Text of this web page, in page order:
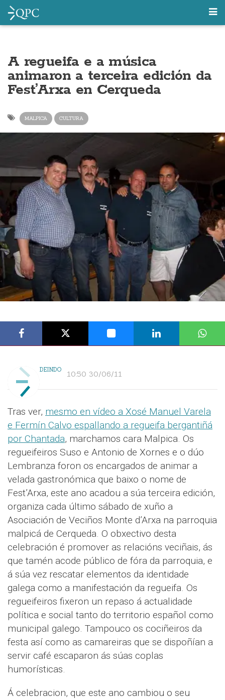
A regueifa e a música
animaron a terceira edición da
Fest’Arxa en Cerqueda
MALPICA CULTURA
DEINDO 10:50 30/06/11
Tras ver, mesmo en vídeo a Xosé Manuel Varela
e Fermín Calvo espallando a regueifa bergantiñá
por Chantada, marchamos cara Malpica. Os
regueifeiros Suso e Antonio de Xornes e o dúo
Lembranza foron os encargados de animar a
velada gastronómica que baixo o nome de
Fest’Arxa, este ano acadou a súa terceira edición,
organiza cada último sábado de xuño a
Asociación de Veciños Monte d’Arxa na parroquia
malpicá de Cerqueda. O obxectivo desta
celebración é promover as relacións veciñais, ás
que tamén acode público de fóra da parroquia, e
á súa vez rescatar elementos da identidade
galega como a manifestación da regueifa. Os
regueifeiros fixeron un repaso á actualidade
política e social tanto do territorio español como
municipal galego. Tampouco os cociñeiros da
festa así como as camareiras que se dispoñían a
servir café escaparon ás súas coplas
humorísticas.
Á celebracion, que este ano cambiou o seu